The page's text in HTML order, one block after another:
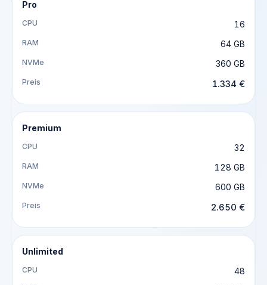
Pro
16
64 GB
360 GB
1.334 €
Premium
32
128 GB
600 GB
2.650 €
Unlimited
48